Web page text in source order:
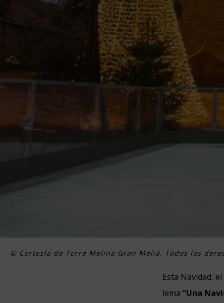
© Cortesía de Torre Melina Gran Meliá. Todos los
Esta Navidad,
lema“Una